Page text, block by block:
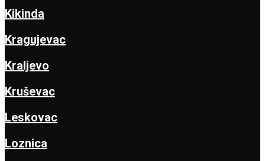
Kikinda
Kragujevac
Kraljevo
Kruševac
Leskovac
Loznica